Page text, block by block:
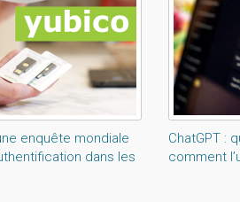
enquête mondiale
dans les
ChatGPT :
comment